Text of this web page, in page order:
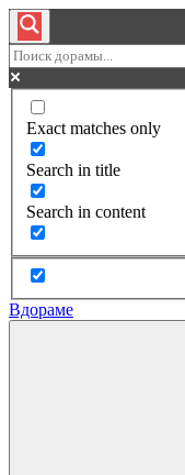
Exact matches only
Search in title
Search in content
Вдораме